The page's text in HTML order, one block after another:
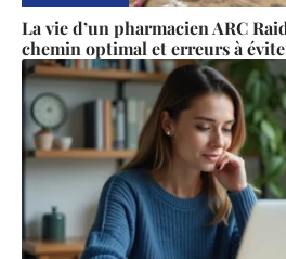
La vie d’un pharmacien ARC
chemin optimal et erreurs à